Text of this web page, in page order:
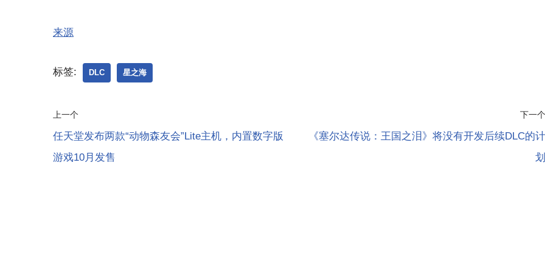
来源
标签: DLC 星之海
上一个
任天堂发布两款“动物森友会”Lite主机，内置数字版
游戏10月发售
下一个
《塞尔达传说：王国之泪》将没有开发后续DLC的计
划